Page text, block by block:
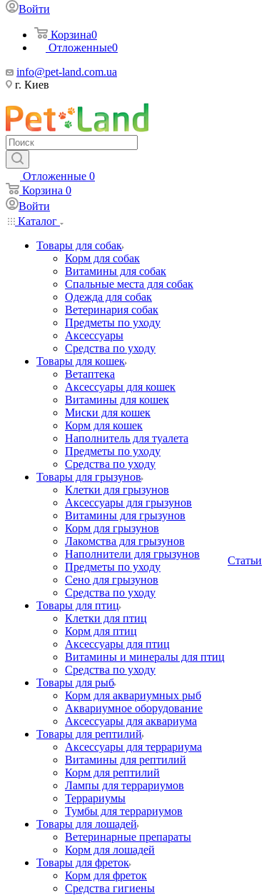
Войти
Корзина0
Отложенные0
info@pet-land.com.ua
г. Киев
Отложенные 0
Корзина 0
Войти
Каталог
Товары для собак
Корм для собак
Витамины для собак
Спальные места для собак
Одежда для собак
Ветеринария собак
Предметы по уходу
Аксессуары
Средства по уходу
Товары для кошек
Ветаптека
Аксессуары для кошек
Витамины для кошек
Миски для кошек
Корм для кошек
Наполнитель для туалета
Предметы по уходу
Средства по уходу
Товары для грызунов
Клетки для грызунов
Аксессуары для грызунов
Витамины для грызунов
Корм для грызунов
Лакомства для грызунов
Наполнители для грызунов
Предметы по уходу
Сено для грызунов
Средства по уходу
Товары для птиц
Клетки для птиц
Корм для птиц
Аксессуары для птиц
Витамины и минералы для птиц
Средства по уходу
Товары для рыб
Корм для аквариумных рыб
Аквариумное оборудование
Аксессуары для аквариума
Товары для рептилий
Аксессуары для террариума
Витамины для рептилий
Корм для рептилий
Лампы для террариумов
Террариумы
Тумбы для террариумов
Товары для лошадей
Ветеринарные препараты
Корм для лошадей
Товары для фреток
Корм для фреток
Средства гигиены
Статьи